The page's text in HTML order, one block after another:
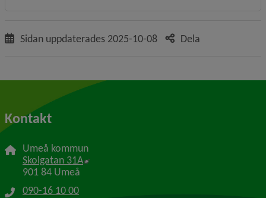
Sidan uppdaterades 2025-10-08 Dela
Kontakt
Umeå kommun
Skolgatan 31A Länk till annan webbplats, öppnas i nytt
901 84 Umeå
090-16 10 00